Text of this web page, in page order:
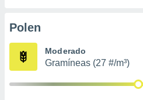
e
mediante
Polen
Moderado
Gramíneas (27 #/m³)